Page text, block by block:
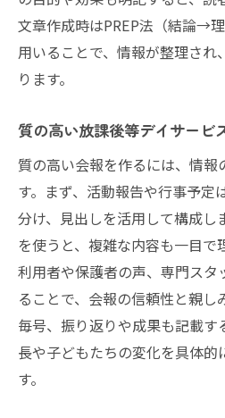
文章作成時はPREP法（結論→
用いることで、情報が整理され
ります。
質の高い放課後等デイサービ
質の高い会報を作るには、情報
す。まず、活動報告や行事予定
分け、見出しを活用して構成し
を使うと、複雑な内容も一目で
利用者や保護者の声、専門スタ
ることで、会報の信頼性と親し
毎号、振り返りや成果も記載
長や子どもたちの変化を具体的
す。